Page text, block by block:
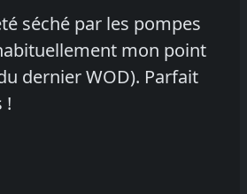
séché par les pompes
mon point
dernier WOD). Parfait
!